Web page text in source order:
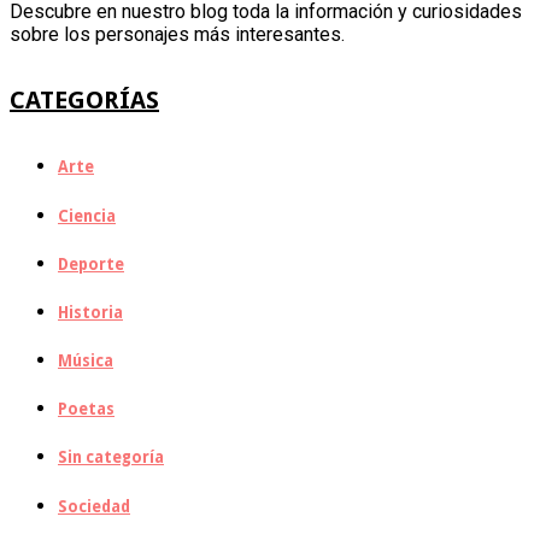
Descubre en nuestro blog toda la información y curiosidades
sobre los personajes más interesantes.
CATEGORÍAS
Arte
Ciencia
Deporte
Historia
Música
Poetas
Sin categoría
Sociedad